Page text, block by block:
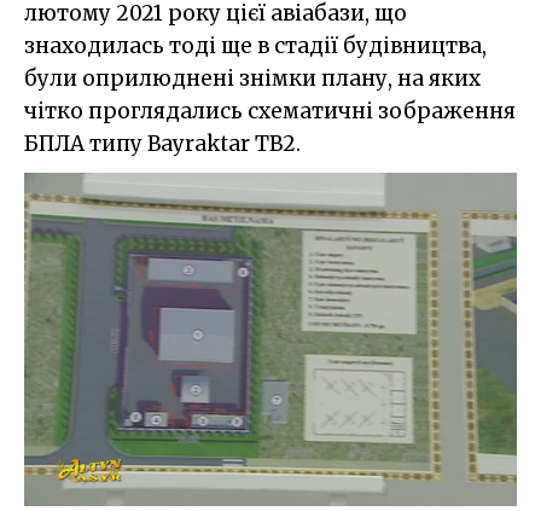
лютому 2021 року цієї авіабази, що
знаходилась тоді ще в стадії будівництва,
були оприлюднені знімки плану, на яких
чітко проглядались схематичні зображення
БПЛА типу Bayraktar TB2.